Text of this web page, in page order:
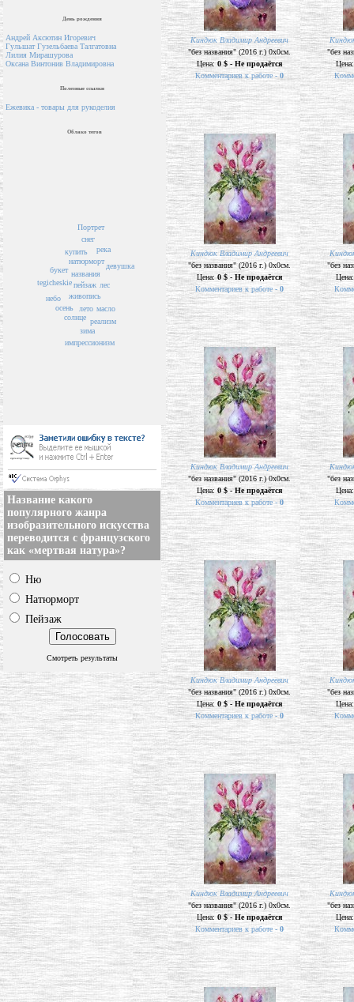
День рождения
Андрей Аксютин Игоревич
Гульшат Гузельбаева Талгатовна
Лилия Мирашурова
Оксана Винтонив Владимировна
Полезные ссылки
Ежевика - товары для рукоделия
Облако тегов
пейзаж
названия
живопись
лето
натюрморт
купить
солнце
лес
зима
осень
букет
масло
река
снег
tegicheskie
реализм
небо
импрессионизм
Портрет
девушка
Название какого
популярного жанра
изобразительного искусства
переводится с французского
как «мертвая натура»?
Ню
Натюрморт
Пейзаж
Смотреть результаты
Киндюк Владимир Андреевич
"без названия" (2016 г.) 0х0см.
Цена:0 $ - Не продаётся
Комментариев к работе -0
"без
Киндюк Владимир Андреевич
"без названия" (2016 г.) 0х0см.
Цена:0 $ - Не продаётся
Комментариев к работе - 0
"без
Киндюк Владимир Андреевич
"без названия" (2016 г.) 0х0см.
Цена: 0 $ - Не продаётся
Комментариев к работе -0
"без
Киндюк Владимир Андреевич
"без названия" (2016 г.) 0х0см.
Цена: 0 $ - Не продаётся
Комментариев к работе -0
"без
Киндюк Владимир Андреевич
"без названия" (2016 г.) 0х0см.
Цена: 0 $ - Не продаётся
Комментариев к работе - 0
"без